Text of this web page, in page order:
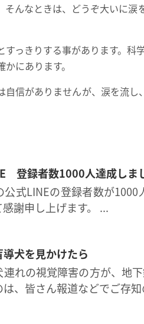
そんなときは、どうぞ大いに
っきりする事があります。
にあります。
自信がありませんが、涙を流
登録者数1000人達成しま
公式LINEの登録者数が
謝申し上げます。 ...
犬を見かけたら
連れの視覚障害の方が、地
、皆さん報道などでご存